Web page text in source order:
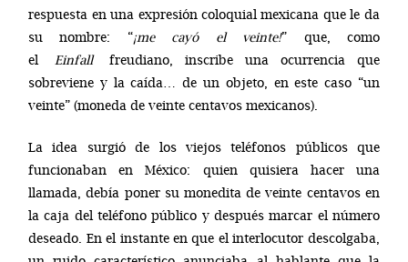
respuesta en una expresión coloquial mexicana que le da
su nombre: “¡me cayó el veinte!” que, como
el Einfallfreudiano, inscribe una ocurrencia que
sobreviene y la caída… de un objeto, en este caso “un
veinte” (moneda de veinte centavos mexicanos).
La idea surgió de los viejos teléfonos públicos que
funcionaban en México: quien quisiera hacer una
llamada, debía poner su monedita de veinte centavos en
la caja del teléfono público y después marcar el número
deseado. En el instante en que el interlocutor descolgaba,